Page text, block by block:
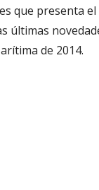
que presenta
últimas
de 2014.